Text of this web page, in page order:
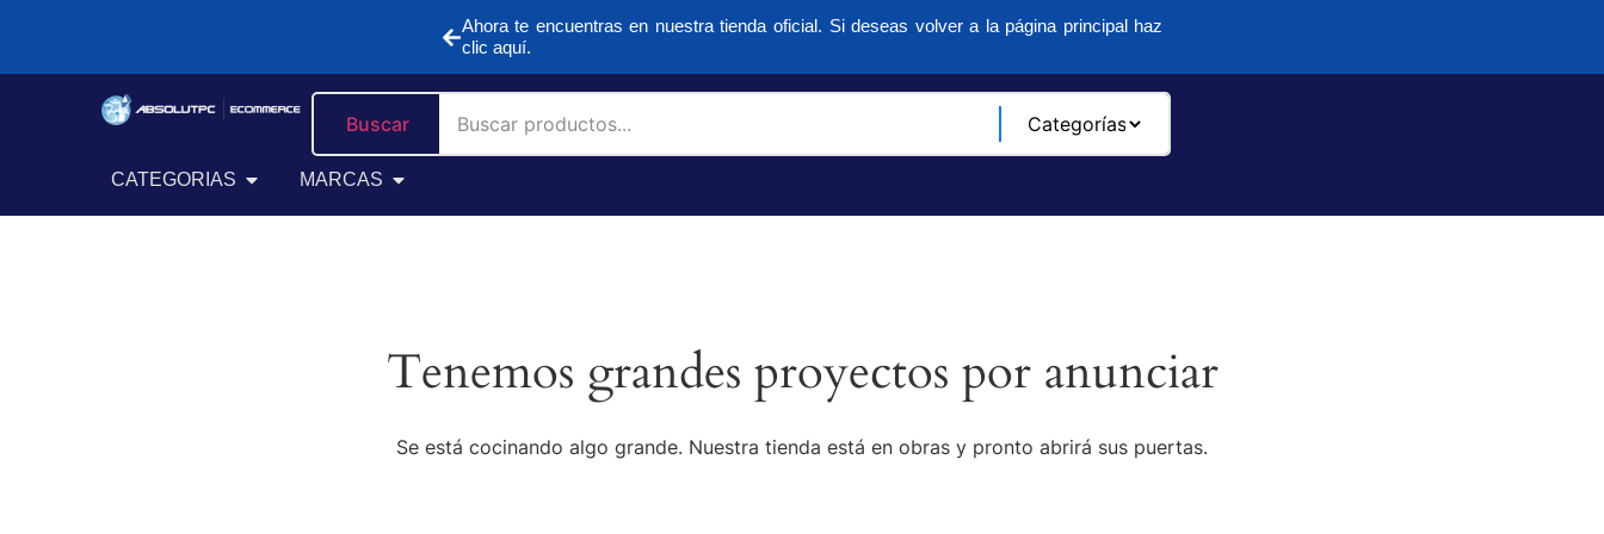
Ahora te encuentras en nuestra tienda oficial. Si deseas volver a la página principal haz
clic aquí.
CATEGORIAS MARCAS
Buscar
Tenemos grandes proyectos por anunciar
Se está cocinando algo grande. Nuestra tienda está en obras y pronto abrirá sus puertas.